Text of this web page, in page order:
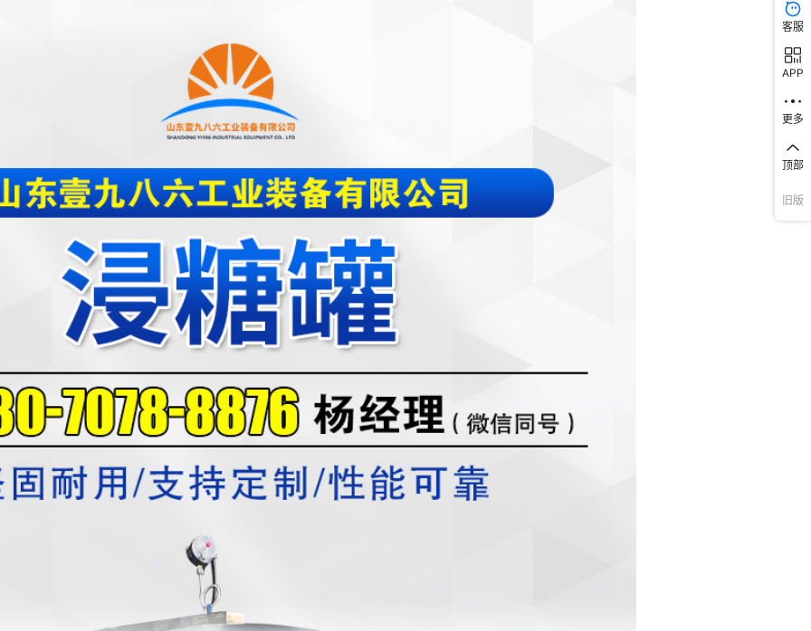
客服
APP
更多
顶部
旧版